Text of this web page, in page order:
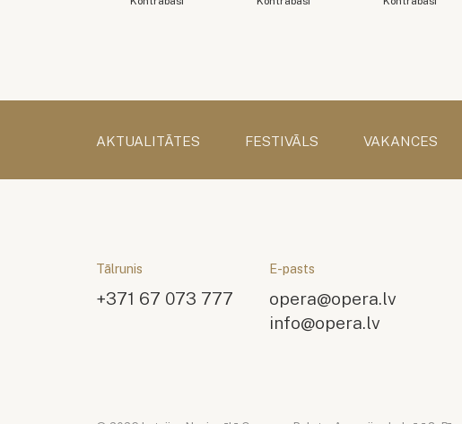
AKTUALITĀTES FESTIVĀLS VAKANCES
Tālrunis
+371 67 073 777
E-pasts
opera@opera.lv
info@opera.lv